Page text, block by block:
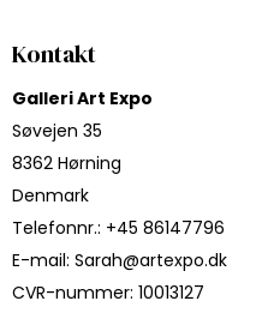
Kontakt
Galleri Art Expo
Søvejen 35
8362 Hørning
Denmark
Telefonnr.: +45 86147796
E-mail: Sarah@artexpo.dk
CVR-nummer: 10013127